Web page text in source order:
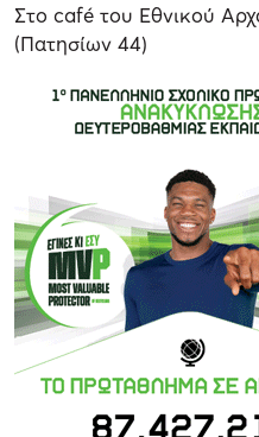
Στο café του Εθνικού
(Πατησίων 44)